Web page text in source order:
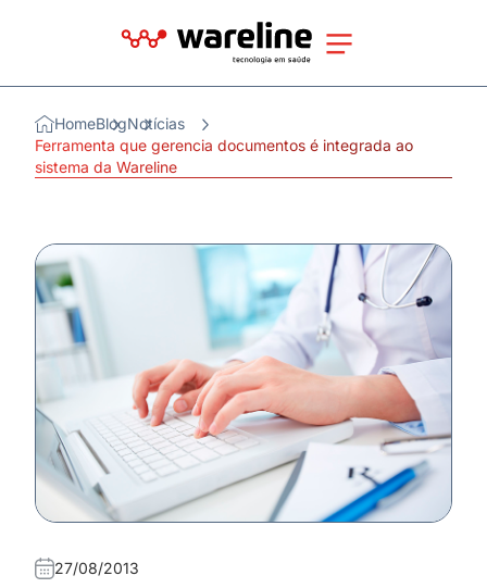
HomeBlogNotícias
Ferramenta que gerencia documentos é integrada ao
sistema da Wareline
27/08/2013